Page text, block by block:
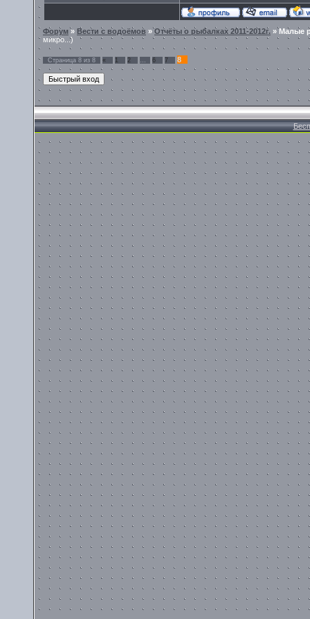
Форум» Вести с водоёмов »Отчёты о рыбалках 2011-2012г. »Малые
микро...)
Страница 8 из 8 « 1 2 … 6 7 8